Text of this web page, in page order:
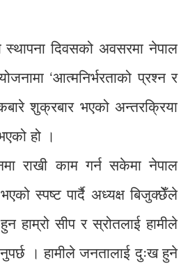
स्थापना दिवसको अवसरमा नेपाल
‘आत्मनिर्भरताको प्रश्न र
शुक्रबार भएको अन्तरक्रिया
हो ।
राखी काम गर्न सकेमा नेपाल
स्पष्ट पार्दै अध्यक्ष बिजुक्छेँले
हाम्रो सीप र स्रोतलाई हामीले
। हामीले जनतालाई दुःख हुने